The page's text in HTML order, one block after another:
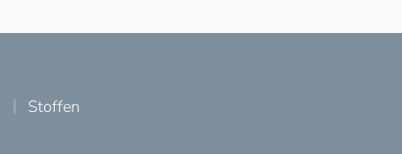
Stoffen